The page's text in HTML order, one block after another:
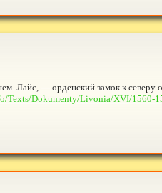
Лайс, — орденский замок к северу
Texts/Dokumenty/Livonia/XVI/1560-